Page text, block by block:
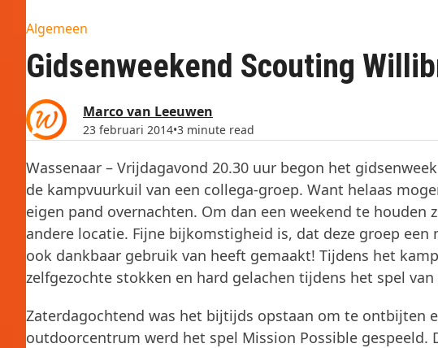
Algemeen
Gidsenweekend Scouting
Marco van Leeuwen
23 februari 2014•3 minute read
Wassenaar – Vrijdagavond 20.30 uur begon het
de kampvuurkuil van een collega-groep. Want helaas
eigen pand overnachten. Om dan een weekend te houden
andere locatie. Fijne bijkomstigheid is, dat deze groep
ook dankbaar gebruik van heeft gemaakt! Tijdens het
zelfgezochte stokken en hard gelachen tijdens het spel van
Zaterdagochtend was het bijtijds opstaan om te ontbijten
outdoorcentrum werd het spel Mission Possible gespeeld.